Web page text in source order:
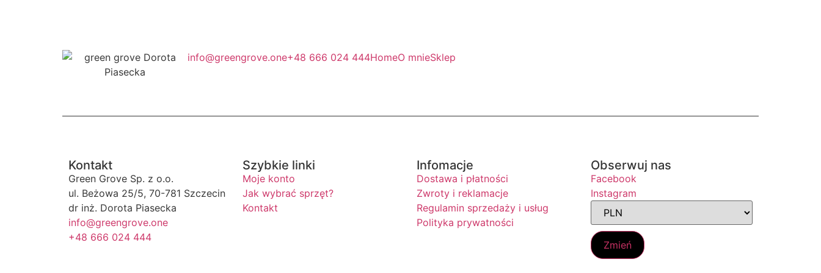
info@greengrove.one+48 666 024 444HomeO mnieSklep
Kontakt
Green Grove Sp. z o.o.
ul. Beżowa 25/5, 70-781 Szczecin
dr inż. Dorota Piasecka
info@greengrove.one
+48 666 024 444
Szybkie linki
Moje konto
Jak wybrać sprzęt?
Kontakt
Infomacje
Dostawa i płatności
Zwroty i reklamacje
Regulamin sprzedaży i usług
Polityka prywatności
Obserwuj nas
Facebook
Instagram
Zmień